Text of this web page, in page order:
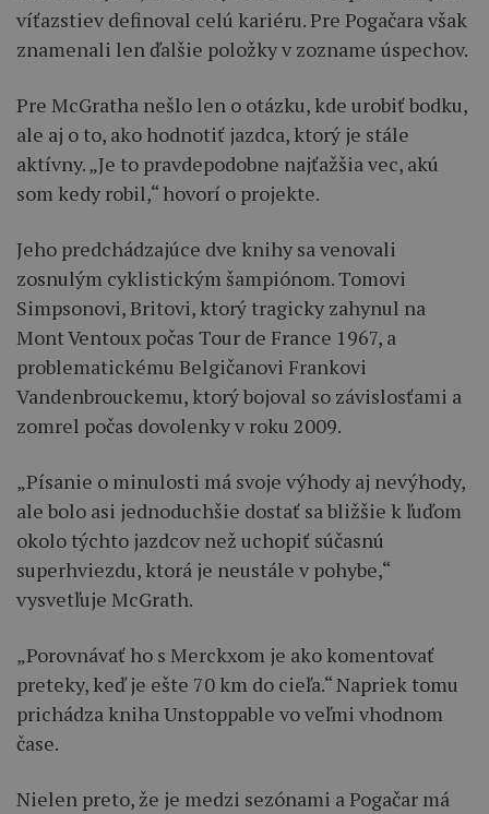
víťazstiev definoval celú kariéru. Pre Pogačara však
znamenali len ďalšie položky v zozname úspechov.
Pre McGratha nešlo len o otázku, kde urobiť bodku,
ale aj o to, ako hodnotiť jazdca, ktorý je stále
aktívny. „Je to pravdepodobne najťažšia vec, akú
som kedy robil,“ hovorí o projekte.
Jeho predchádzajúce dve knihy sa venovali
zosnulým cyklistickým šampiónom. Tomovi
Simpsonovi, Britovi, ktorý tragicky zahynul na
Mont Ventoux počas Tour de France 1967, a
problematickému Belgičanovi Frankovi
Vandenbrouckemu, ktorý bojoval so závislosťami a
zomrel počas dovolenky v roku 2009.
„Písanie o minulosti má svoje výhody aj nevýhody,
ale bolo asi jednoduchšie dostať sa bližšie k ľuďom
okolo týchto jazdcov než uchopiť súčasnú
superhviezdu, ktorá je neustále v pohybe,“
vysvetľuje McGrath.
„Porovnávať ho s Merckxom je ako komentovať
preteky, keď je ešte 70 km do cieľa.“ Napriek tomu
prichádza kniha Unstoppable vo veľmi vhodnom
čase.
Nielen preto, že je medzi sezónami a Pogačar má